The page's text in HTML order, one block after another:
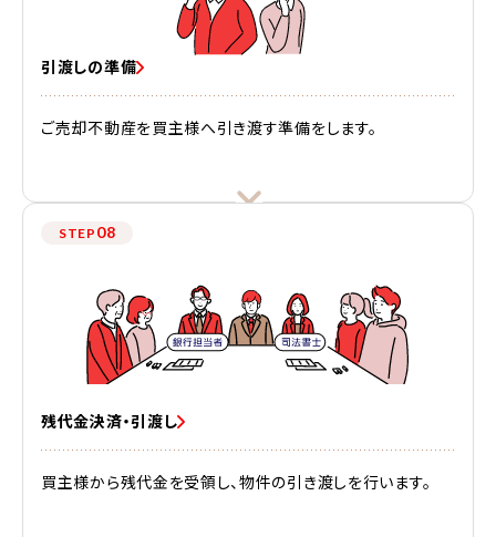
引渡しの準備
ご売却不動産を買主様へ引き渡す準備をします。
STEP 08
残代金決済・引渡し
買主様から残代金を受領し、物件の引き渡しを行います。